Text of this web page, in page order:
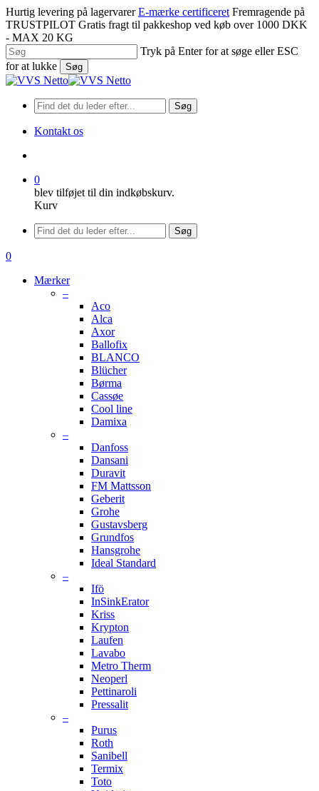
Spring
til
hovedindhold
Hurtig levering på lagervarer E-mærke certificeret Fremragende på
TRUSTPILOT Gratis fragt til pakkeshop ved køb over 1000 DKK
- MAX 20 KG
Tryk på Enter for at søge eller ESC
for at lukke
Søg
Luk
Søg
Kontakt os
0
blev tilføjet til din indkøbskurv.
Kurv
Menu
Søg
søge
0
Mærker
–
Aco
Alca
Axor
Ballofix
BLANCO
Blücher
Børma
Cassøe
Cool line
Damixa
–
Danfoss
Dansani
Duravit
FM Mattsson
Geberit
Grohe
Gustavsberg
Grundfos
Hansgrohe
Ideal Standard
–
Ifö
InSinkErator
Kriss
Krypton
Laufen
Lavabo
Metro Therm
Neoperl
Pettinaroli
Pressalit
–
Purus
Roth
Sanibell
Termix
Toto